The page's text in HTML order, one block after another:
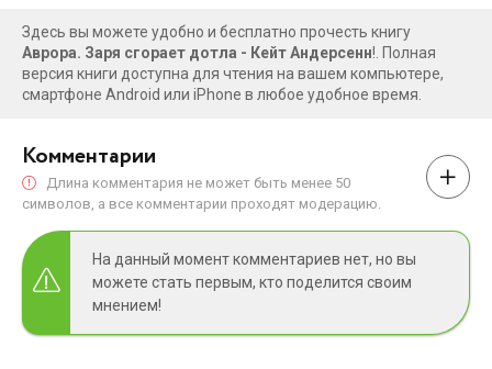
Здесь вы можете удобно и бесплатно прочесть книгу
Аврора. Заря сгорает дотла - Кейт Андерсенн!. Полная
версия книги доступна для чтения на вашем компьютере,
смартфоне Android или iPhone в любое удобное время.
Комментарии
Длина комментария не может быть менее 50
символов, а все комментарии проходят модерацию.
На данный момент комментариев нет, но вы
можете стать первым, кто поделится своим
мнением!